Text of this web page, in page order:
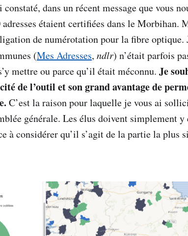
dans un récent message que vous
étaient certifiées dans le Morbihan.
de numérotation pour la fibre optique.
(Mes Adresses, ndlr) n’était parfois
mettre ou parce qu’il était méconnu. Je
de l’outil et son grand avantage de
C’est la raison pour laquelle je vous ai
générale. Les élus doivent simplement y
à considérer qu’il s’agit de la partie la plus